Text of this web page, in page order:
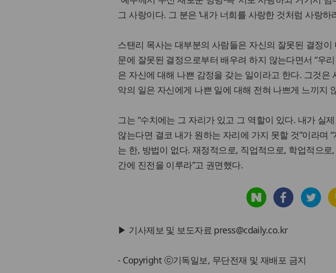
그 사랑이다. 그 분은 ‘내가 너희를 사랑한 것처럼 사랑하
스탠리 목사는 대부분의 사람들은 자신의 잘못된 결정
문에 잘못된 결정으로부터 배우려 하지 않는다면서 “우
은 자신에 대해 나쁜 감정을 갖는 일이라고 한다. 그것은
악의 일은 자신에게 나쁜 일에 대해 전혀 나쁘게 느끼지
그는 “수치에는 그 자리가 있고 그 역할이 있다. 내가 실
않는다면 결코 내가 원하는 자리에 가지 못할 것”이라며
는 한, 방법이 없다. 재정적으로, 직업적으로, 학업적으
간에 진전을 이루라”고 권면했다.
▶ 기사제보 및 보도자료 press@cdaily.co.kr
- Copyright ⓒ기독일보, 무단전재 및 재배포 금지